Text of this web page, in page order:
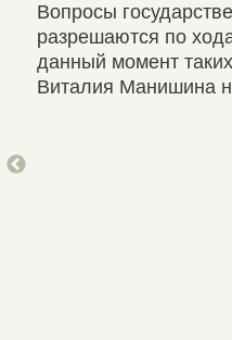
Вопросы
разрешаются по
данный момент
Виталия Манишина